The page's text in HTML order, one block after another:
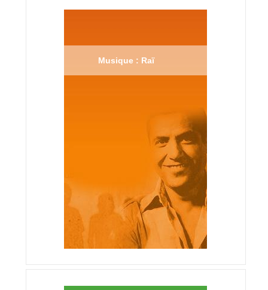
Musique : Raï